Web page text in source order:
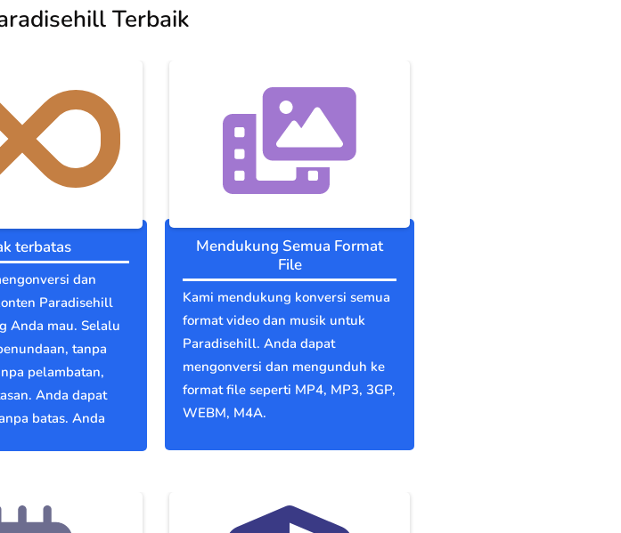
Terbaik
terbatas
dan
Paradisehill
Anda mau. Selalu
tanpa
pelambatan,
Anda dapat
batas. Anda
Mendukung Semua Format
File
Kami mendukung konversi semua
format video dan musik untuk
Paradisehill. Anda dapat
mengonversi dan mengunduh ke
format file seperti MP4, MP3, 3GP,
WEBM, M4A.